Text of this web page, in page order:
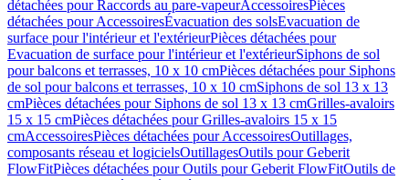
détachées pour Raccords au pare-vapeurAccessoiresPièces
détachées pour AccessoiresÉvacuation des solsEvacuation de
surface pour l'intérieur et l'extérieurPièces détachées pour
Evacuation de surface pour l'intérieur et l'extérieurSiphons de sol
pour balcons et terrasses, 10 x 10 cmPièces détachées pour Siphons
de sol pour balcons et terrasses, 10 x 10 cmSiphons de sol 13 x 13
cmPièces détachées pour Siphons de sol 13 x 13 cmGrilles-avaloirs
15 x 15 cmPièces détachées pour Grilles-avaloirs 15 x 15
cmAccessoiresPièces détachées pour AccessoiresOutillages,
composants réseau et logicielsOutillagesOutils pour Geberit
FlowFitPièces détachées pour Outils pour Geberit FlowFitOutils de